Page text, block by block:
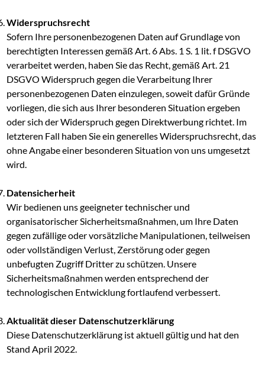
Widerspruchsrecht
Sofern Ihre personenbezogenen Daten auf Grundlage von
berechtigten Interessen gemäß Art. 6 Abs. 1 S. 1 lit. f DSGVO
verarbeitet werden, haben Sie das Recht, gemäß Art. 21
DSGVO Widerspruch gegen die Verarbeitung Ihrer
personenbezogenen Daten einzulegen, soweit dafür Gründe
vorliegen, die sich aus Ihrer besonderen Situation ergeben
oder sich der Widerspruch gegen Direktwerbung richtet. Im
letzteren Fall haben Sie ein generelles Widerspruchsrecht, das
ohne Angabe einer besonderen Situation von uns umgesetzt
wird.
Datensicherheit
Wir bedienen uns geeigneter technischer und
organisatorischer Sicherheitsmaßnahmen, um Ihre Daten
gegen zufällige oder vorsätzliche Manipulationen, teilweisen
oder vollständigen Verlust, Zerstörung oder gegen
unbefugten Zugriff Dritter zu schützen. Unsere
Sicherheitsmaßnahmen werden entsprechend der
technologischen Entwicklung fortlaufend verbessert.
Aktualität dieser Datenschutzerklärung
Diese Datenschutzerklärung ist aktuell gültig und hat den
Stand April 2022.